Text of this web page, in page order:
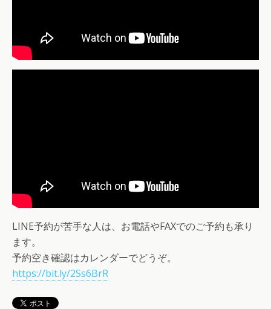
LINE予約が苦手な人は、お電話やFAXでのご予約も承り
ます。
予約空き確認はカレンダーでどうぞ。
https://bit.ly/2Ss6BrR